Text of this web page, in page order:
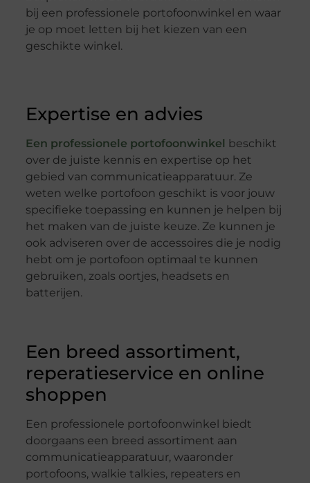
bij een professionele portofoonwinkel en waar
je op moet letten bij het kiezen van een
geschikte winkel.
Expertise en advies
Een professionele portofoonwinkel beschikt
over de juiste kennis en expertise op het
gebied van communicatieapparatuur. Ze
weten welke portofoon geschikt is voor jouw
specifieke toepassing en kunnen je helpen bij
het maken van de juiste keuze. Ze kunnen je
ook adviseren over de accessoires die je nodig
hebt om je portofoon optimaal te kunnen
gebruiken, zoals oortjes, headsets en
batterijen.
Een breed assortiment,
reperatieservice en online
shoppen
Een professionele portofoonwinkel biedt
doorgaans een breed assortiment aan
communicatieapparatuur, waaronder
portofoons, walkie talkies, repeaters en